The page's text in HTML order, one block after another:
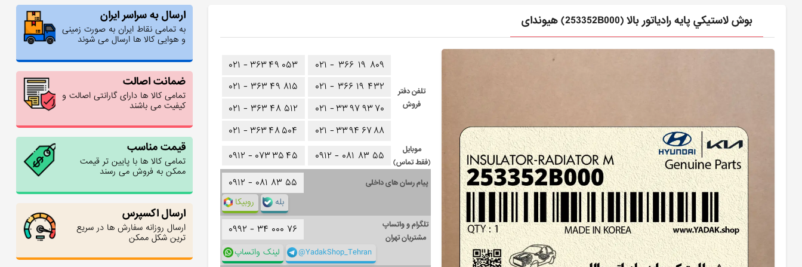
ارسال به سراسر ایران
به تمامی نقاط ایران به صورت زمینی
و هوایی کالا ها ارسال می شوند
ضمانت اصالت
تمامی کالا ها دارای گارانتی اصالت و
کیفیت می باشند
قیمت مناسب
تمامی کالا ها با پایین تر قیمت
ممکن به فروش می رسند
ارسال اکسپرس
ارسال روزانه سفارش ها در سریع
ترین شکل ممکن
بوش لاستيكي پايه رادياتور بالا (253352B000) هیوندای
تلفن دفتر
فروش
۰۲۱ - ۳۶۶ ۱۹ ۸۰۹
۰۲۱ - ۳۶۶ ۱۹ ۴۳۲
۰۲۱ -۳۳۹۷۹۳۷۰
۰۲۱ -۳۳۹۴ ۶۷۸۸
۰۲۱ - ۳۶۳۴۹ ۰۵۳
۰۲۱ - ۳۶۳ ۴۹ ۸۱۵
۰۲۱ - ۳۶۳ ۴۸ ۵۱۲
۰۲۱ - ۳۶۳۴۸۵۰۴
موبایل
(فقط تماس)
۰۹۱۲ - ۰۸۱ ۸۳ ۵۵ ۰۹۱۲ - ۰۷۳۳۵ ۴۵
پیام رسان های داخلی ۰۹۱۲ - ۰۸۱ ۸۳ ۵۵
روبیکا بله
تلگرام و واتساپ
مشتریان تهران
۰۹۹۲ - ۳۴ ۰۰۰ ۷۶
لینک واتساپ @YadakShop_Tehran